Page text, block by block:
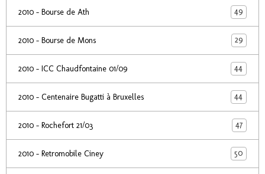
2010 - Bourse de Ath 49
2010 - Bourse de Mons 29
2010 - ICC Chaudfontaine 01/09 44
2010 - Centenaire Bugatti à Bruxelles 44
2010 - Rochefort 21/03 47
2010 - Retromobile Ciney 50